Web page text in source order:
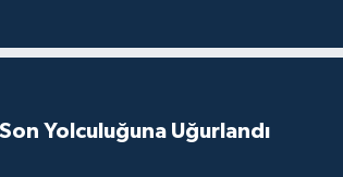
Son Yolculuğuna Uğurlandı